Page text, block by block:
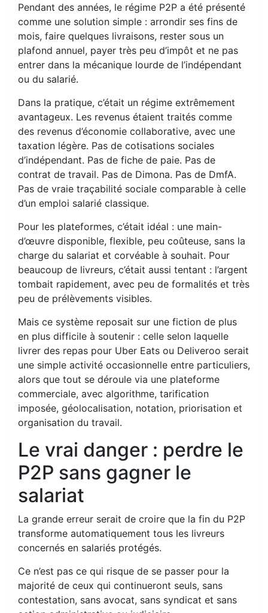
Pendant des années, le régime P2P a été présenté
comme une solution simple : arrondir ses fins de
mois, faire quelques livraisons, rester sous un
plafond annuel, payer très peu d’impôt et ne pas
entrer dans la mécanique lourde de l’indépendant
ou du salarié.
Dans la pratique, c’était un régime extrêmement
avantageux. Les revenus étaient traités comme
des revenus d’économie collaborative, avec une
taxation légère. Pas de cotisations sociales
d’indépendant. Pas de fiche de paie. Pas de
contrat de travail. Pas de Dimona. Pas de DmfA.
Pas de vraie traçabilité sociale comparable à celle
d’un emploi salarié classique.
Pour les plateformes, c’était idéal : une main-
d’œuvre disponible, flexible, peu coûteuse, sans la
charge du salariat et corvéable à souhait. Pour
beaucoup de livreurs, c’était aussi tentant : l’argent
tombait rapidement, avec peu de formalités et très
peu de prélèvements visibles.
Mais ce système reposait sur une fiction de plus
en plus difficile à soutenir : celle selon laquelle
livrer des repas pour Uber Eats ou Deliveroo serait
une simple activité occasionnelle entre particuliers,
alors que tout se déroule via une plateforme
commerciale, avec algorithme, tarification
imposée, géolocalisation, notation, priorisation et
organisation du travail.
Le vrai danger : perdre le
P2P sans gagner le
salariat
La grande erreur serait de croire que la fin du P2P
transforme automatiquement tous les livreurs
concernés en salariés protégés.
Ce n’est pas ce qui risque de se passer pour la
majorité de ceux qui continueront seuls, sans
contestation, sans avocat, sans syndicat et sans